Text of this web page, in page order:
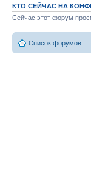
КТО СЕЙЧАС НА
Сейчас этот форум
Список форумов